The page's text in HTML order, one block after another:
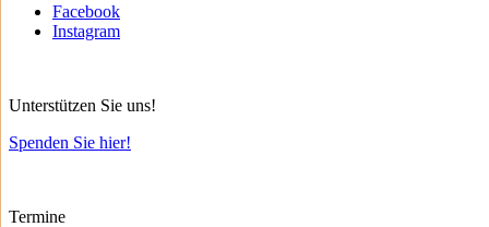
Facebook
Instagram
Unterstützen Sie uns!
Spenden Sie hier!
Termine